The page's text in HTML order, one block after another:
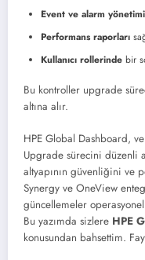
Event ve alarm yönetimi
Performans raporları
Kullanıcı rollerinde bir
Bu kontroller upgrade
altına alır.
HPE Global Dashboard,
Upgrade sürecini düzenli
altyapının güvenliğini ve
Synergy ve OneView
güncellemeler
Bu yazımda sizlere HPE
konusundan bahsettim.